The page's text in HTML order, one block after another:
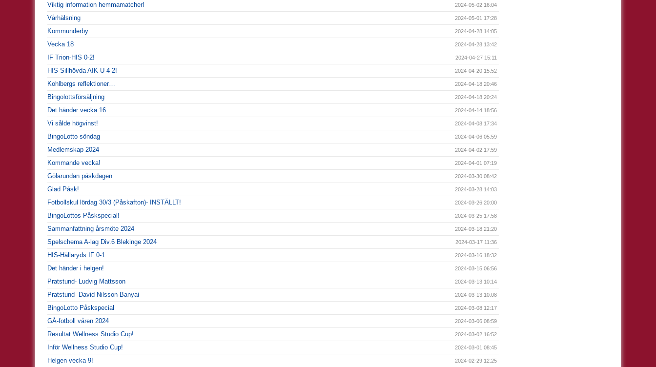
Viktig information hemmamatcher! 2024-05-02 16:04
Vårhälsning 2024-05-01 17:28
Kommunderby 2024-04-28 14:05
Vecka 18 2024-04-28 13:42
IF Trion-HIS 0-2! 2024-04-27 15:11
HIS-Sillhövda AIK U 4-2! 2024-04-20 15:52
Kohlbergs reflektioner… 2024-04-18 20:46
Bingolottsförsäljning 2024-04-18 20:24
Det händer vecka 16 2024-04-14 18:56
Vi sålde högvinst! 2024-04-08 17:34
BingoLotto söndag 2024-04-06 05:59
Medlemskap 2024 2024-04-02 17:59
Kommande vecka! 2024-04-01 07:19
Gölarundan påskdagen 2024-03-30 08:42
Glad Påsk! 2024-03-28 14:03
Fotbollskul lördag 30/3 (Påskafton)- INSTÄLLT! 2024-03-26 20:00
BingoLottos Påskspecial! 2024-03-25 17:58
Sammanfattning årsmöte 2024 2024-03-18 21:20
Spelschema A-lag Div.6 Blekinge 2024 2024-03-17 11:36
HIS-Hällaryds IF 0-1 2024-03-16 18:32
Det händer i helgen! 2024-03-15 06:56
Pratstund- Ludvig Mattsson 2024-03-13 10:14
Pratstund- David Nilsson-Banyai 2024-03-13 10:08
BingoLotto Påskspecial 2024-03-08 12:17
GÅ-fotboll våren 2024 2024-03-06 08:59
Resultat Wellness Studio Cup! 2024-03-02 16:52
Inför Wellness Studio Cup! 2024-03-01 08:45
Helgen vecka 9! 2024-02-29 12:25